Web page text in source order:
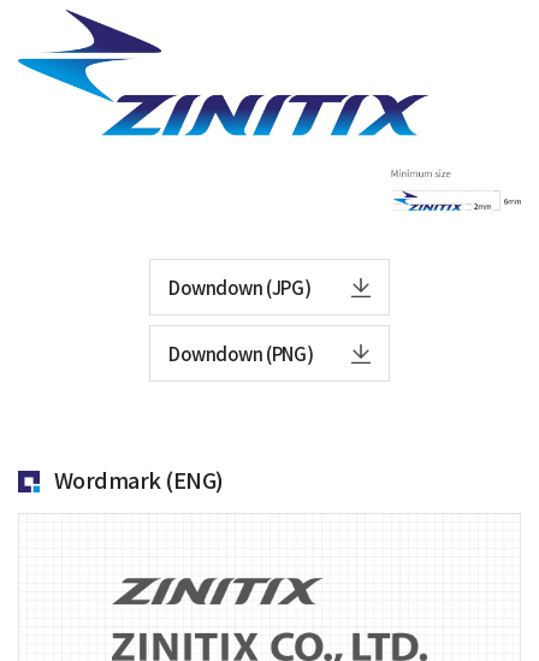
Downdown (JPG)
Downdown (PNG)
Wordmark (ENG)